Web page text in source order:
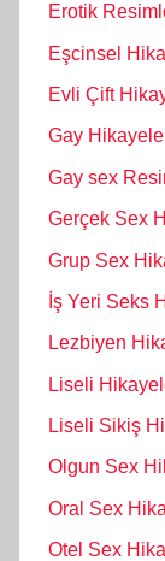
Erotik
Eşcinsel
Evli Çift
Gay
Gay sex
Gerçek Sex
Grup Sex
İş Yeri Seks
Lezbiyen
Liseli
Liseli Sikiş
Olgun Sex
Oral Sex
Otel Sex